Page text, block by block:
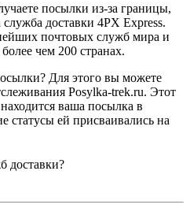
посылки из-за границы,
служба доставки 4PX Express.
почтовых служб мира и
чем 200 странах.
Для этого вы можете
Posylka-trek.ru. Этот
находится ваша посылка в
статусы ей присваивались на
доставки?